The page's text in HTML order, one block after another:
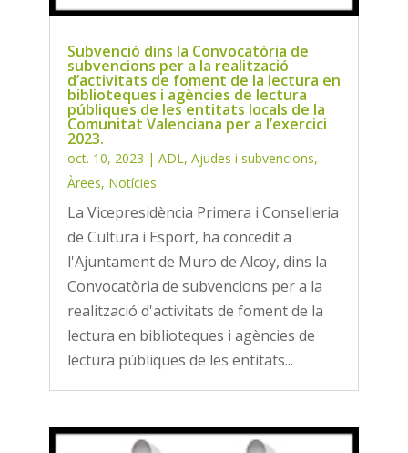
Subvenció dins la Convocatòria de
subvencions per a la realització
d’activitats de foment de la lectura en
biblioteques i agències de lectura
públiques de les entitats locals de la
Comunitat Valenciana per a l’exercici
2023.
oct. 10, 2023 | ADL, Ajudes i subvencions,
Àrees, Notícies
La Vicepresidència Primera i Conselleria
de Cultura i Esport, ha concedit a
l'Ajuntament de Muro de Alcoy, dins la
Convocatòria de subvencions per a la
realització d'activitats de foment de la
lectura en biblioteques i agències de
lectura públiques de les entitats...